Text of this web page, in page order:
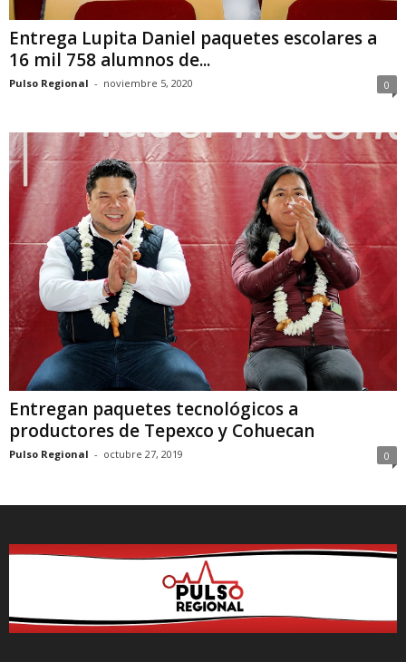
Entrega Lupita Daniel paquetes escolares a
16 mil 758 alumnos de...
Pulso Regional - noviembre 5, 2020 0
Entregan paquetes tecnológicos a
productores de Tepexco y Cohuecan
Pulso Regional - octubre 27, 2019 0